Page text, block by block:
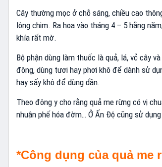
Cây thường mọc ở chỗ sáng, chiều cao
lông chim. Ra hoa vào tháng 4 – 5 hằng
khía rất mờ.
Bộ phận dùng làm thuốc là quả, lá, vỏ cây
đông, dùng tươi hay phơi khô để dành sử
hay sấy khô để dùng dần.
Theo đông y cho rằng quả me rừng có vị
nhuận phế hóa đờm… Ở Ấn Độ cũng sử
*Công dụng của quả me